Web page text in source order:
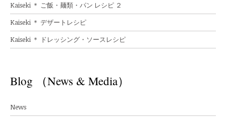
Kaiseki ＊ ご飯・麺類・パン レシピ ２
Kaiseki ＊ デザートレシピ
Kaiseki ＊ ドレッシング・ソースレシピ
Blog （News & Media）
News